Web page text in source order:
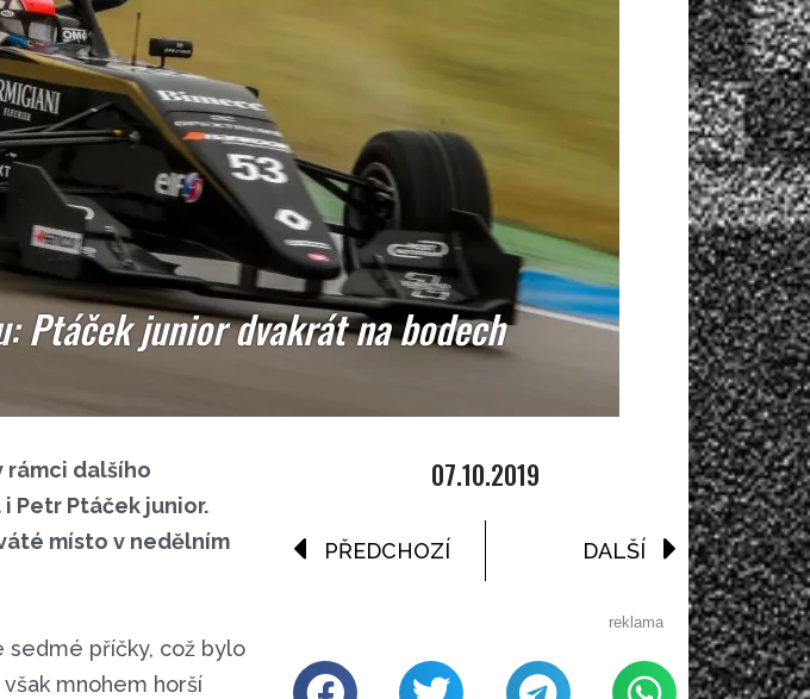
Ptáček junior dvakrát na bodech
rámci dalšího
Petr Ptáček junior.
místo v nedělním
sedmé příčky, což bylo
mnohem horší
07.10.2019
PŘEDCHOZÍ DALŠÍ
reklama